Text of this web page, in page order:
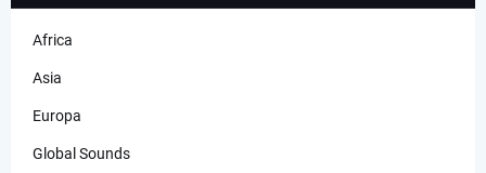
Africa
Asia
Europa
Global Sounds